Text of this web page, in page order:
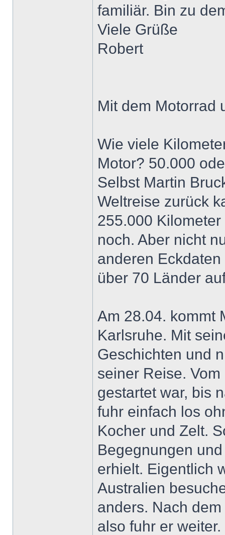
familiär. Bin zu
Viele Grüße
Robert
Mit dem Motorrad
Wie viele
Motor? 50.000
Selbst Martin
Weltreise zurück
255.000
noch. Aber nicht
anderen
über 70 Länder
Am 28.04. kommt
Karlsruhe. Mit
Geschichten und
seiner Reise.
gestartet war, bis
fuhr einfach los
Kocher und Zelt.
Begegnungen
erhielt. Eigentlich
Australien
anders. Nach
also fuhr er weiter.